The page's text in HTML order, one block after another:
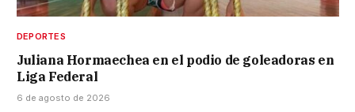
DEPORTES
Juliana Hormaechea en el podio de goleadoras en
Liga Federal
6 de agosto de 2026